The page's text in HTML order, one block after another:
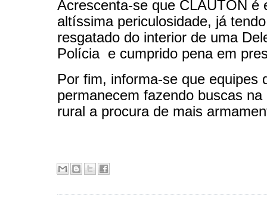
Acrescenta-se que CLAUTON é
altíssima periculosidade, já
resgatado do interior de uma
Polícia e cumprido pena em
Por fim, informa-se que equipes
permanecem fazendo buscas
rural a procura de mais